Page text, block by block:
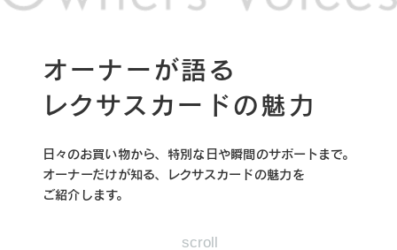
オーナーが語る
レクサスカードの魅力
日々のお買い物から、特別な日や瞬間のサポートまで。
オーナーだけが知る、レクサスカードの魅力を
ご紹介します。
scroll